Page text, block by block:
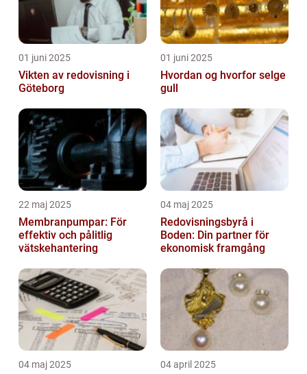
01 juni 2025
Vikten av redovisning i
Göteborg
01 juni 2025
Hvordan og hvorfor selge
gull
22 maj 2025
Membranpumpar: För
effektiv och pålitlig
vätskehantering
04 maj 2025
Redovisningsbyrå i
Boden: Din partner för
ekonomisk framgång
04 maj 2025 04 april 2025